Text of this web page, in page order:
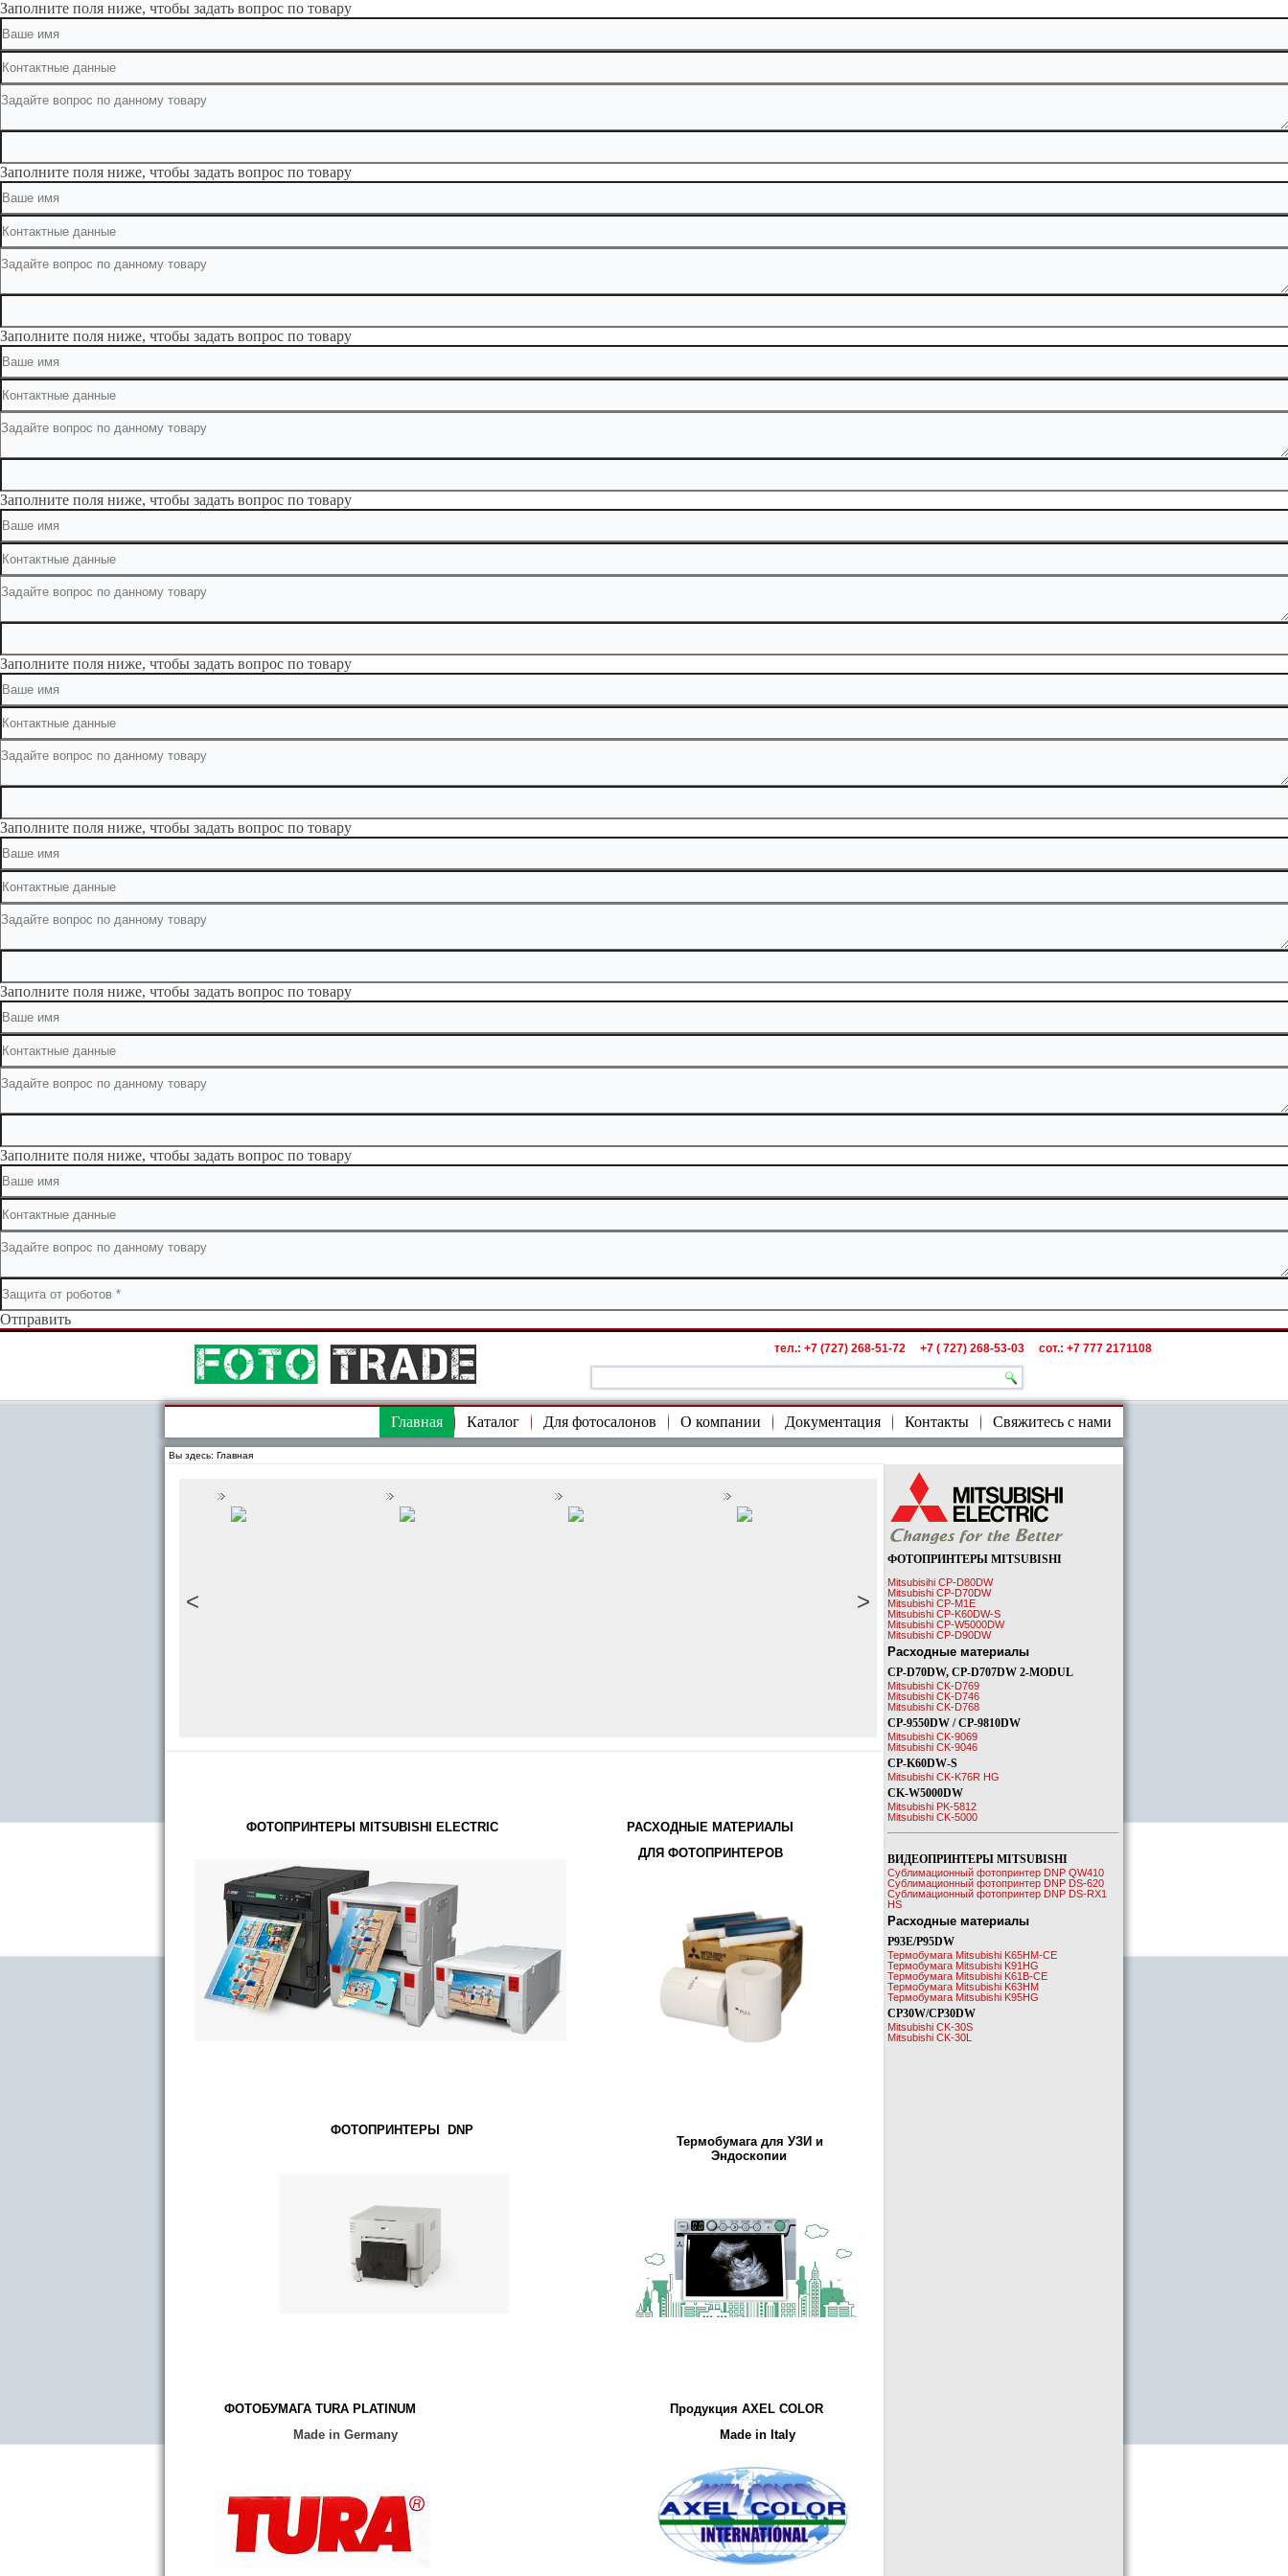
Заполните поля ниже, чтобы задать вопрос по товару
Заполните поля ниже, чтобы задать вопрос по товару
Заполните поля ниже, чтобы задать вопрос по товару
Заполните поля ниже, чтобы задать вопрос по товару
Заполните поля ниже, чтобы задать вопрос по товару
Заполните поля ниже, чтобы задать вопрос по товару
Заполните поля ниже, чтобы задать вопрос по товару
Заполните поля ниже, чтобы задать вопрос по товару
Отправить
тел.: +7 (727) 268-51-72 +7 ( 727) 268-53-03 сот.: +7 777 2171108
Главная Каталог Для фотосалонов О компании Документация Контакты ­Свяжитесь с нами
Вы здесь: Главная
< >
ФОТОПРИНТЕРЫ MITSUBISH I ELECTRIC РАСХОДНЫЕ МАТЕРИАЛ Ы
ДЛЯ ФОТОПРИНТЕРОВ
ФОТОПРИНТЕРЫ
DNP
Термобумага для УЗИ и
Эндоскопии
ФОТОБУМАГА TURA PLATINUM
Made in Germany
Продукция AXEL COLOR
Made in Italy
ФОТОПРИНТЕРЫ MITSUBISHI
Mitsubisihi CP-D80DW
Mitsubishi CP-D70DW
Mitsubishi CP-M1E
Mitsubishi CP-K60DW-S
Mitsubishi CP-W5000DW
Mitsubishi CP-D90DW
Расходные материалы
CP-D70DW, CP-D707DW 2-MODUL
Mitsubishi CK-D769
Mitsubishi CK-D746
Mitsubishi CK-D768
CP-9550DW / CP-9810DW
Mitsubishi CK-9069
Mitsubishi CK-9046
CP-K60DW-S
Mitsubishi CK-K76R HG
CK-W5000DW
Mitsubishi PK-5812
Mitsubishi CK-5000
ВИДЕОПРИНТЕРЫ MITSUBISHI
Cублимационный фотопринтер DNP QW410
Cублимационный фотопринтер DNP DS-620
Cублимационный фотопринтер DNP DS-RX1
HS
Расходные материалы
P93E/P95DW
Термобумага Mitsubishi K65HM-CE
Термобумага Mitsubishi K91HG
Термобумага Mitsubishi K61B-CE
Термобумага Mitsubishi K63HM
Термобумага Mitsubishi K95HG
CP30W/CP30DW
Mitsubishi CK-30S
Mitsubishi CK-30L